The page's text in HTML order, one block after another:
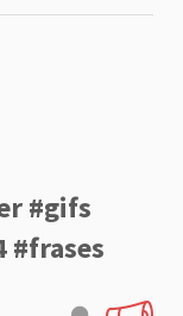
#gifs
#frases